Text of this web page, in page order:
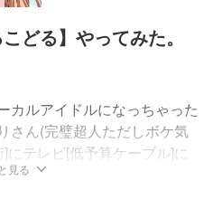
どる】やってみた。
カルアイドルになっちゃった
さん(完璧超人ただしボケ気
テレビ[低予算ケーブル]に
頑張ります。ちなみに時給
見る